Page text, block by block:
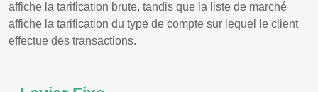
affiche la tarification brute, tandis que la liste de marché
affiche la tarification du type de compte sur lequel le client
effectue des transactions.